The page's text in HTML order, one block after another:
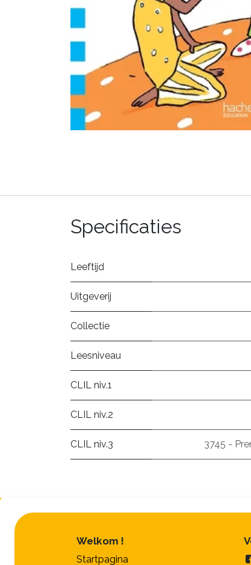
Specificaties
Leeftijd
Uitgeverij
Collectie
Leesniveau
CLIL niv.1
CLIL niv.2
CLIL niv.3 3745 -
Welkom !
Startpagina